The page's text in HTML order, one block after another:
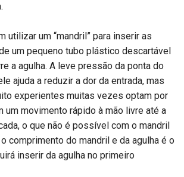
utilizar um “mandril” para inserir as
um pequeno tubo plástico descartável
a agulha. A leve pressão da ponta do
ajuda a reduzir a dor da entrada, mas
experientes muitas vezes optam por
um movimento rápido à mão livre até a
o que não é possível com o mandril
comprimento do mandril e da agulha é o
inserir da agulha no primeiro